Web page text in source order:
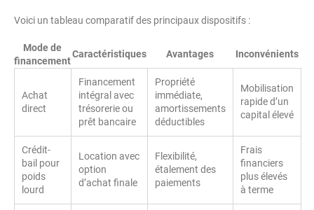
Voici un tableau comparatif des principaux dispositifs :
Mode de
financement
Caractéristiques Avantages Inconvénients
Achat
direct
Financement
intégral avec
trésorerie ou
prêt bancaire
Propriété
immédiate,
amortissements
déductibles
Mobilisation
rapide d’un
capital élevé
Crédit-
bail pour
poids
lourd
Location avec
option
d’achat finale
Flexibilité,
étalement des
paiements
Frais
financiers
plus élevés
à terme